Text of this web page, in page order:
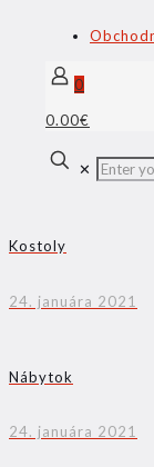
0
0.00€
✕
Kostoly
24. januára 2021
Nábytok
24. januára 2021